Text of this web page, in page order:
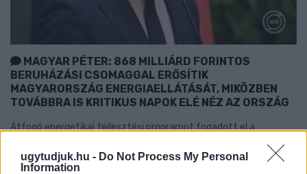
ugytudjuk.hu - Do Not Process My Personal
Information
MAGYAR PÉTER: 868 MILLIÁRD FORINTOS
BERUHÁZÁSI CSOMAGGAL ERŐSÍTIK
MAGYARORSZÁG ENERGIAELLÁTÁSÁT, MIKÖZBEN
TOVÁBBRA IS KRITIKUS NAPOK ELÉ NÉZ AZ ORSZÁG
Átfogó energetikai fejlesztési programot fogadott el a